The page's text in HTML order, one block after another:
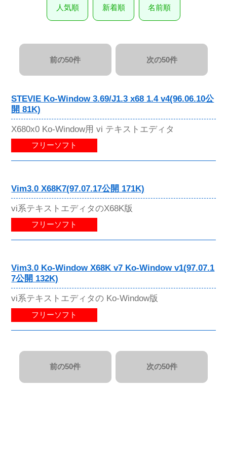
人気順 新着順 名前順
前の50件 次の50件
STEVIE Ko-Window 3.69/J1.3 x68 1.4 v4(96.06.10公
開 81K)
X680x0 Ko-Window用 vi テキストエディタ
フリーソフト
Vim3.0 X68K7(97.07.17公開 171K)
vi系テキストエディタのX68K版
フリーソフト
Vim3.0 Ko-Window X68K v7 Ko-Window v1(97.07.1
7公開 132K)
vi系テキストエディタの Ko-Window版
フリーソフト
前の50件 次の50件